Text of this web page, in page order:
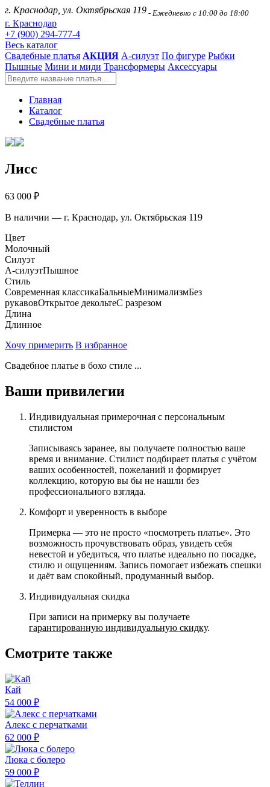
г. Краснодар, ул. Октябрьская 119 - Ежедневно с 10:00 до 18:00
г. Краснодар
+7 (900) 294-777-4
Весь каталог
Свадебные платья АКЦИЯ А-силуэт По фигуре Рыбки
Пышные Мини и миди Трансформеры Аксессуары
Главная
Каталог
Свадебные платья
Лисс
63 000 ₽
В наличии — г. Краснодар, ул. Октябрьская 119
Цвет
Молочный
Силуэт
А-силуэтПышное
Стиль
Современная классикаБальныеМинимализмБез
рукавовОткрытое декольтеС разрезом
Длина
Длинное
Хочу примерить В избранное
Свадебное платье в бохо стиле ...
Ваши привилегии
Индивидуальная примерочная с персональным
стилистом
Записываясь заранее, вы получаете полностью ваше
время и внимание. Стилист подбирает платья с учётом
ваших особенностей, пожеланий и формирует
коллекцию, которую вы бы не нашли без
профессионального взгляда.
Комфорт и уверенность в выборе
Примерка — это не просто «посмотреть платье». Это
возможность прочувствовать образ, увидеть себя
невестой и убедиться, что платье идеально по посадке,
стилю и ощущениям. Запись помогает избежать спешки
и даёт вам спокойный, продуманный выбор.
Индивидуальная скидка
При записи на примерку вы получаете
гарантированную индивидуальную скидку.
Смотрите также
Кай
54 000 ₽
Алекс с перчатками
62 000 ₽
Люка с болеро
59 000 ₽